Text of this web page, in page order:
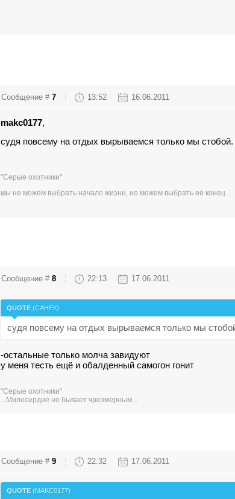
Сообщение # 7 13:52 16.06.2011
makc0177,
судя повсему на отдых вырываемся только мы стобой.
"Серые охотники"
мы не можем выбрать начало жизни, но можем выбрать её конец...
Сообщение # 8 22:13 17.06.2011
QUOTE (САНЕК)
судя повсему на отдых вырываемся только мы
-остальные только молча завидуют
у меня тесть ещё и обалденный самогон гонит
"Серые охотники"
...Милосердие не бывает чрезмерным...
Сообщение # 9 22:32 17.06.2011
QUOTE (MAKC0177)